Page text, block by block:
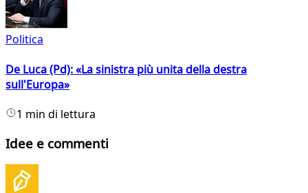
Politica
De Luca (Pd): «La sinistra più unita della destra
sull'Europa»
1 min di lettura
Idee e commenti